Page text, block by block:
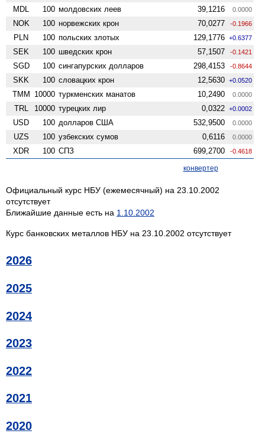
MDL 100 молдовских леев 39,1216 0.0000
NOK 100 норвежских крон 70,0277 -0.1966
PLN 100 польских злотых 129,1776 +0.6377
SEK 100 шведских крон 57,1507 -0.1421
SGD 100 сингапурских долларов 298,4153 -0.8644
SKK 100 словацких крон 12,5630 +0.0520
TMM 10000 туркменских манатов 10,2490 0.0000
TRL 10000 турецких лир 0,0322 +0.0002
USD 100 долларов США 532,9500 0.0000
UZS 100 узбекских сумов 0,6116 0.0000
XDR 100 СПЗ 699,2700 -0.4618
конвертер
Официальный курс НБУ (ежемесячный) на 23.10.2002
отсутствует
Ближайшие данные есть на 1.10.2002
Курс банковских металлов НБУ на 23.10.2002 отсутствует
2026
2025
2024
2023
2022
2021
2020